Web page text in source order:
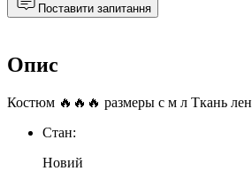
Поставити запитання
Опис
Костюм 🔥🔥🔥 размеры с м л Ткань лен
Стан:
Новий